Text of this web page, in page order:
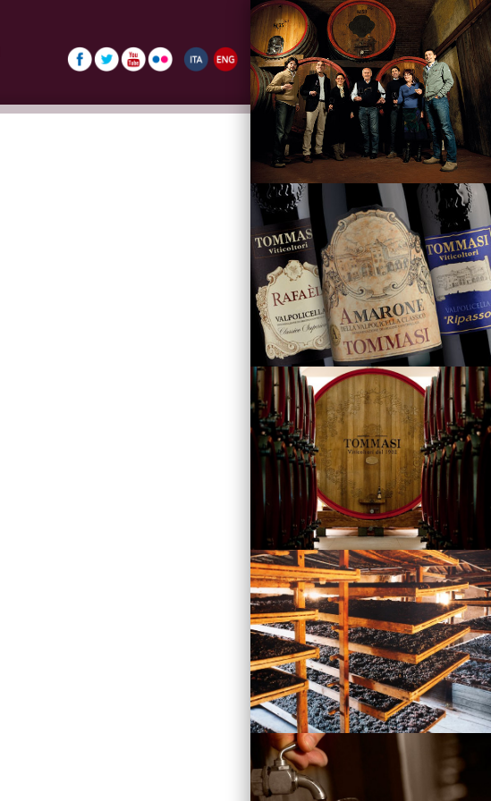
La Famiglia
Vini
Visita la Cantina